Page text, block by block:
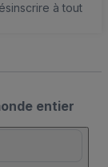
à tout
entier